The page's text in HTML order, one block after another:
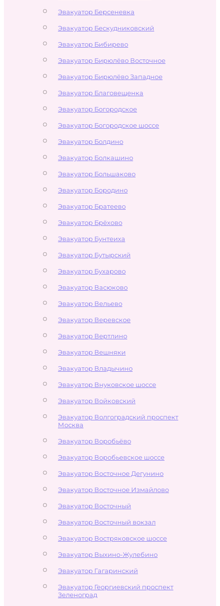
Эвакуатор Берсеневка
Эвакуатор Бескудниковский
Эвакуатор Бибирево
Эвакуатор Бирюлёво Восточное
Эвакуатор Бирюлёво Западное
Эвакуатор Благовещенка
Эвакуатор Богородское
Эвакуатор Богородское шоссе
Эвакуатор Болдино
Эвакуатор Болкашино
Эвакуатор Большаково
Эвакуатор Бородино
Эвакуатор Братеево
Эвакуатор Брёхово
Эвакуатор Бунтеиха
Эвакуатор Бутырский
Эвакуатор Бухарово
Эвакуатор Васюково
Эвакуатор Вельево
Эвакуатор Веревское
Эвакуатор Вертлино
Эвакуатор Вешняки
Эвакуатор Владычино
Эвакуатор Внуковское шоссе
Эвакуатор Войковский
Эвакуатор Волгоградский проспект
Москва
Эвакуатор Воробьёво
Эвакуатор Воробьевское шоссе
Эвакуатор Восточное Дегунино
Эвакуатор Восточное Измайлово
Эвакуатор Восточный
Эвакуатор Восточный вокзал
Эвакуатор Востряковское шоссе
Эвакуатор Выхино-Жулебино
Эвакуатор Гагаринский
Эвакуатор Георгиевский проспект
Зеленоград